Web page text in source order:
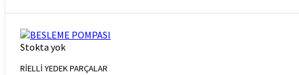
Stokta yok
RİELLİ YEDEK PARÇALAR